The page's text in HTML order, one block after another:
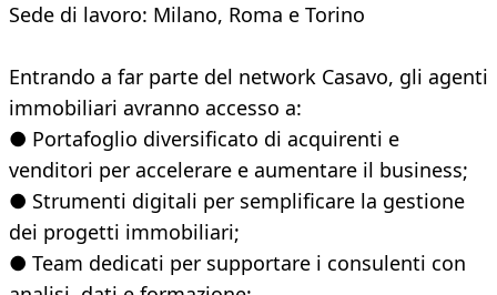
Sede di lavoro: Milano, Roma e Torino
Entrando a far parte del network Casavo, gli agenti
immobiliari avranno accesso a:
● Portafoglio diversificato di acquirenti e
venditori per accelerare e aumentare il business;
● Strumenti digitali per semplificare la gestione
dei progetti immobiliari;
● Team dedicati per supportare i consulenti con